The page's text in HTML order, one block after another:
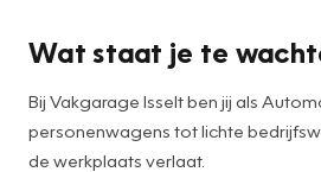
Wat staat je te
Bij Vakgarage Isselt ben jij als
personenwagens tot lichte
de werkplaats verlaat.